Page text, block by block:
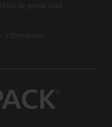
de privacidad
informativo